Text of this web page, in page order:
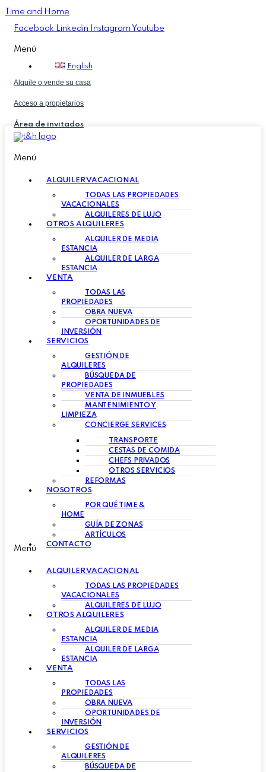
Time and Home
Facebook Linkedin Instagram Youtube
Menú
English
Alquile o vende su casa
Acceso a propietarios
Área de invitados
Menú
ALQUILER VACACIONAL
TODAS LAS PROPIEDADES
VACACIONALES
ALQUILERES DE LUJO
OTROS ALQUILERES
ALQUILER DE MEDIA
ESTANCIA
ALQUILER DE LARGA
ESTANCIA
VENTA
TODAS LAS
PROPIEDADES
OBRA NUEVA
OPORTUNIDADES DE
INVERSIÓN
SERVICIOS
GESTIÓN DE
ALQUILERES
BÚSQUEDA DE
PROPIEDADES
VENTA DE INMUEBLES
MANTENIMIENTO Y
LIMPIEZA
CONCIERGE SERVICES
TRANSPORTE
CESTAS DE COMIDA
CHEFS PRIVADOS
OTROS SERVICIOS
REFORMAS
NOSOTROS
POR QUÉ TIME &
HOME
GUÍA DE ZONAS
ARTÍCULOS
CONTACTO
Menú
ALQUILER VACACIONAL
TODAS LAS PROPIEDADES
VACACIONALES
ALQUILERES DE LUJO
OTROS ALQUILERES
ALQUILER DE MEDIA
ESTANCIA
ALQUILER DE LARGA
ESTANCIA
VENTA
TODAS LAS
PROPIEDADES
OBRA NUEVA
OPORTUNIDADES DE
INVERSIÓN
SERVICIOS
GESTIÓN DE
ALQUILERES
BÚSQUEDA DE